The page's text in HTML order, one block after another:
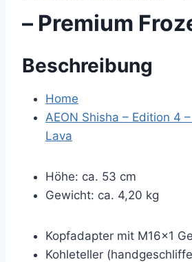
– Premium
Beschreibung
Home
AEON Shisha – Edition 4
Lava
Höhe: ca. 53 cm
Gewicht: ca. 4,20 kg
Kopfadapter mit M16x1
Kohleteller